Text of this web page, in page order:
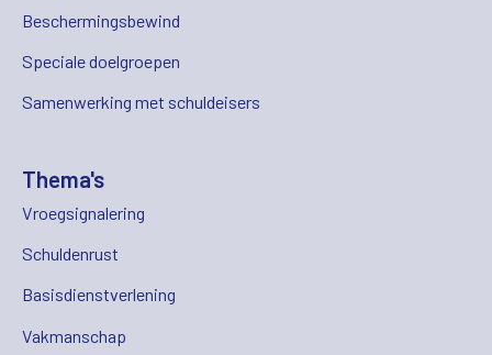
Beschermingsbewind
Speciale doelgroepen
Samenwerking met schuldeisers
Thema's
Vroegsignalering
Schuldenrust
Basisdienstverlening
Vakmanschap